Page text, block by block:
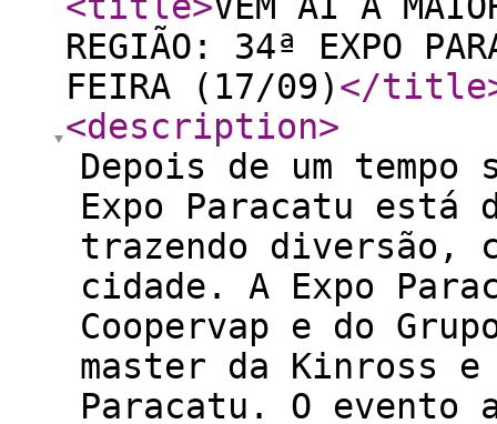
REGIÃO: 34ª EXPO
FEIRA (17/09)</title
<description>
Depois de um
Expo Paracatu
trazendo diversão,
cidade. A Expo
Coopervap e do
master da Kinross
Paracatu. O